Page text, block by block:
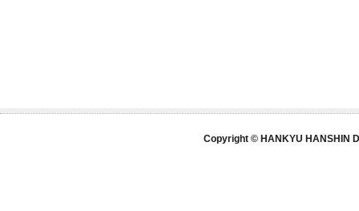
Copyright © HANKYU HANSHIN